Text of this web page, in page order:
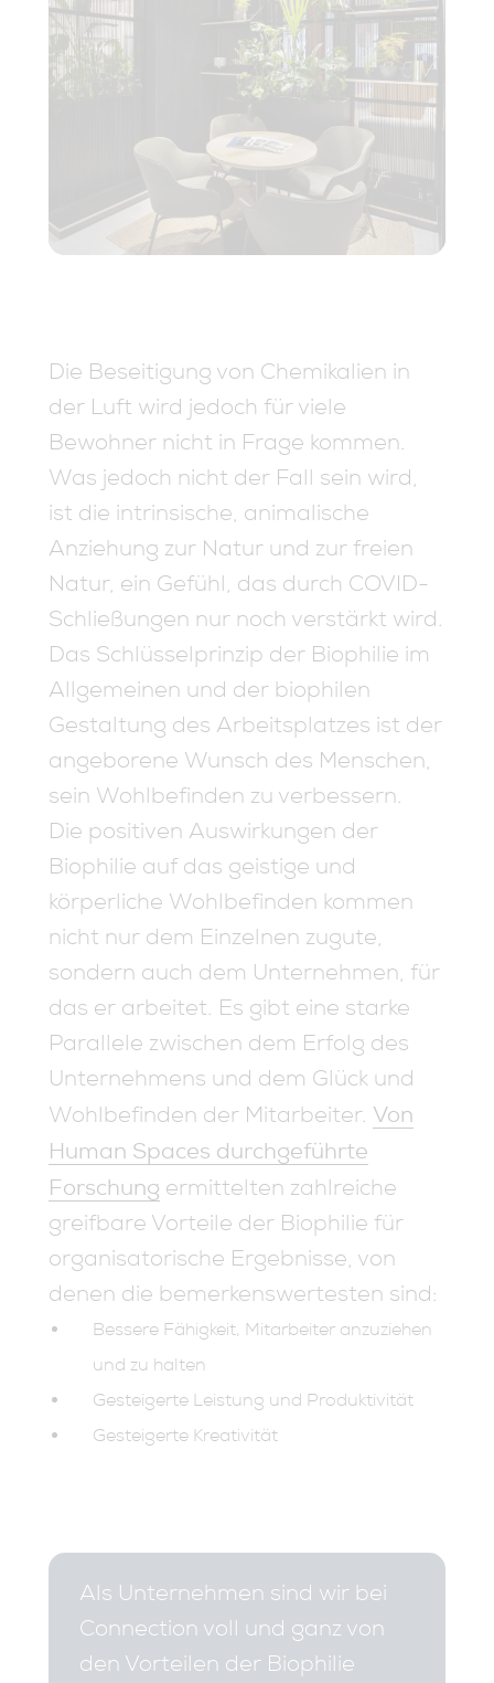
Die Beseitigung von Chemikalien in
der Luft wird jedoch für viele
Bewohner nicht in Frage kommen.
Was jedoch nicht der Fall sein wird,
ist die intrinsische, animalische
Anziehung zur Natur und zur freien
Natur, ein Gefühl, das durch COVID-
Schließungen nur noch verstärkt wird.
Das Schlüsselprinzip der Biophilie im
Allgemeinen und der biophilen
Gestaltung des Arbeitsplatzes ist der
angeborene Wunsch des Menschen,
sein Wohlbefinden zu verbessern.
Die positiven Auswirkungen der
Biophilie auf das geistige und
körperliche Wohlbefinden kommen
nicht nur dem Einzelnen zugute,
sondern auch dem Unternehmen, für
das er arbeitet. Es gibt eine starke
Parallele zwischen dem Erfolg des
Unternehmens und dem Glück und
Wohlbefinden der Mitarbeiter. Von
Human Spaces durchgeführte
Forschung ermittelten zahlreiche
greifbare Vorteile der Biophilie für
organisatorische Ergebnisse, von
denen die bemerkenswertesten sind:
Bessere Fähigkeit, Mitarbeiter anzuziehen
und zu halten
Gesteigerte Leistung und Produktivität
Gesteigerte Kreativität
Als Unternehmen sind wir bei
Connection voll und ganz von
den Vorteilen der Biophilie